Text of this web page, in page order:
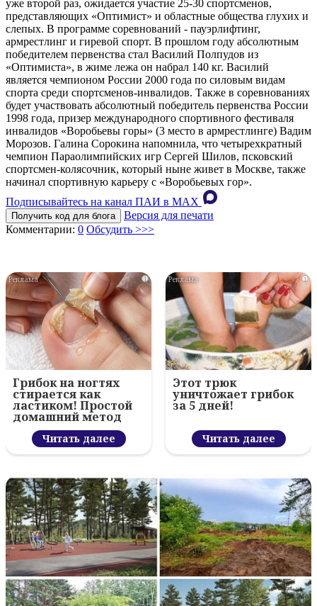
уже второй раз, ожидается участие 25-30 спортсменов,
представляющих «Оптимист» и областные общества глухих и
слепых. В программе соревнований - пауэрлифтинг,
армрестлинг и гиревой спорт. В прошлом году абсолютным
победителем первенства стал Василий Полпудов из
«Оптимиста», в жиме лежа он набрал 140 кг. Василий
является чемпионом России 2000 года по силовым видам
спорта среди спортсменов-инвалидов. Также в соревнованиях
будет участвовать абсолютный победитель первенства России
1998 года, призер международного спортивного фестиваля
инвалидов «Воробьевы горы» (3 место в армрестлинге) Вадим
Морозов. Галина Сорокина напомнила, что четырехкратный
чемпион Параолимпийских игр Сергей Шилов, псковский
спортсмен-колясочник, который ныне живет в Москве, также
начинал спортивную карьеру с «Воробьевых гор».
Подписывайтесь на канал ПАИ в MAХ
Получить код для блога
Версия для печати
Комментарии: 0 Обсудить >>>
i
Грибок на ногтях
стирается как
ластиком! Простой
домашний метод
Читать далее
i
Этот трюк
уничтожает грибок
за 5 дней!
Читать далее